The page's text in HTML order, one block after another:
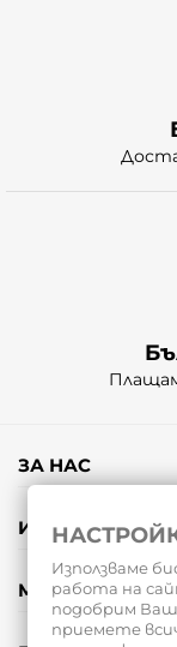
ЗА НАС
ИНФОРМАЦИЯ
МОЯТ ПРОФИЛ
Използваме
работа на
подобрим
приемете